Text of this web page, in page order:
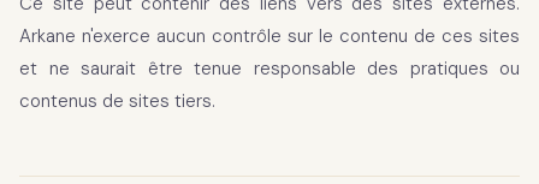
Arkane n'exerce aucun contrôle sur le contenu de ces sites
et ne saurait être tenue responsable des pratiques ou
contenus de sites tiers.